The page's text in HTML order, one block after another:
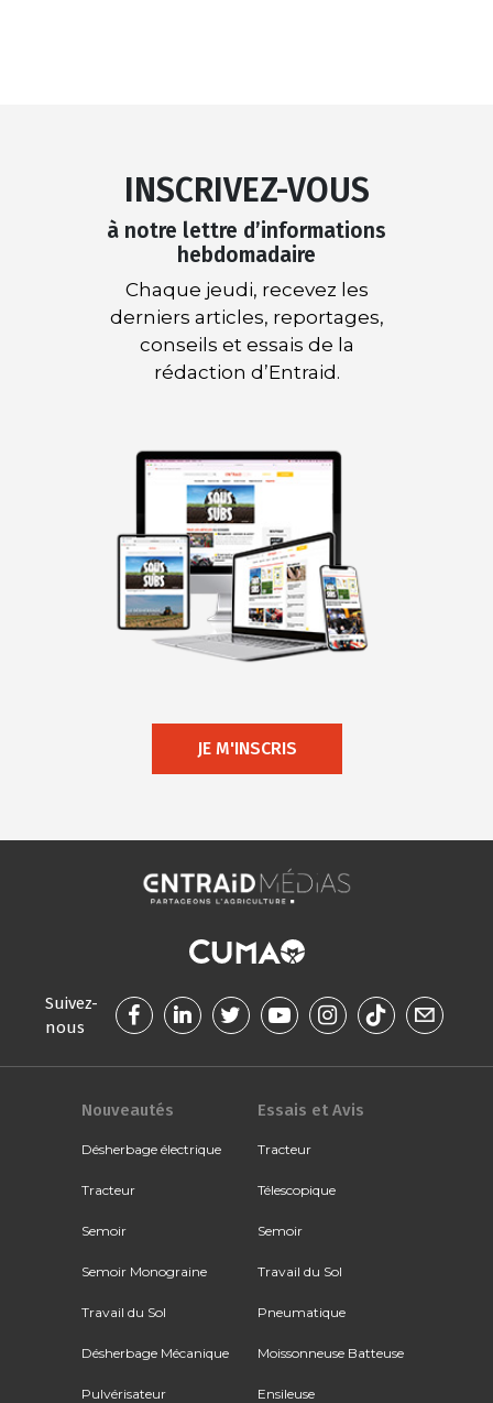
INSCRIVEZ-VOUS
à notre lettre d’informations
hebdomadaire
Chaque jeudi, recevez les
derniers articles, reportages,
conseils et essais de la
rédaction d’Entraid.
JE M'INSCRIS
Suivez-
nous
Nouveautés
Désherbage électrique
Tracteur
Semoir
Semoir Monograine
Travail du Sol
Désherbage Mécanique
Pulvérisateur
Essais et Avis
Tracteur
Télescopique
Semoir
Travail du Sol
Pneumatique
Moissonneuse Batteuse
Ensileuse